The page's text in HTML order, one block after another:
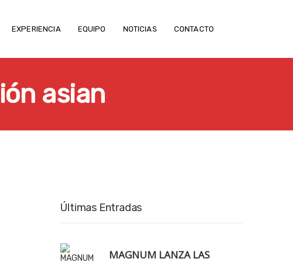
EXPERIENCIA EQUIPO NOTICIAS CONTACTO
asian
Últimas Entradas
MAGNUM LANZA LAS